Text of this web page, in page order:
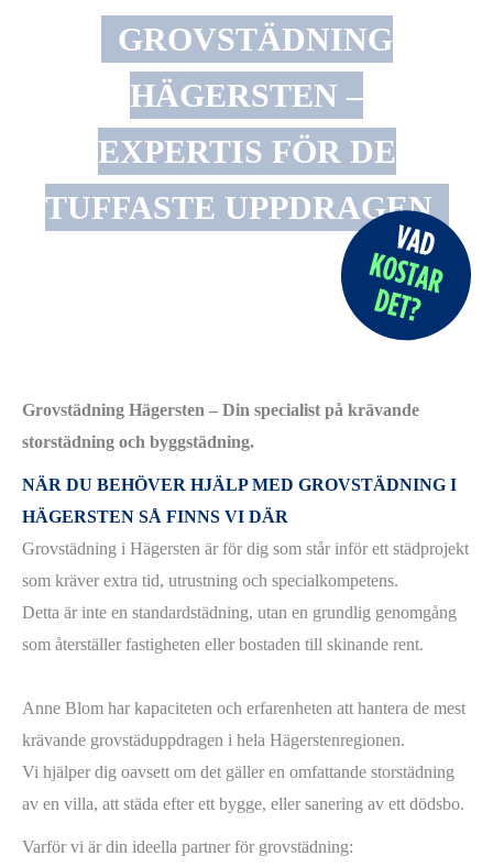
GROVSTÄDNING
HÄGERSTEN –
EXPERTIS FÖR DE
TUFFASTE UPPDRAGEN
Grovstädning Hägersten – Din specialist på krävande
storstädning och byggstädning.
NÄR DU BEHÖVER HJÄLP MED GROVSTÄDNING I
HÄGERSTEN SÅ FINNS VI DÄR
Grovstädning i Hägersten är för dig som står inför ett städprojekt
som kräver extra tid, utrustning och specialkompetens.
Detta är inte en standardstädning, utan en grundlig genomgång
som återställer fastigheten eller bostaden till skinande rent.
Anne Blom har kapaciteten och erfarenheten att hantera de mest
krävande grovstäduppdragen i hela Hägerstenregionen.
Vi hjälper dig oavsett om det gäller en omfattande storstädning
av en villa, att städa efter ett bygge, eller sanering av ett dödsbo.
Varför vi är din ideella partner för grovstädning: